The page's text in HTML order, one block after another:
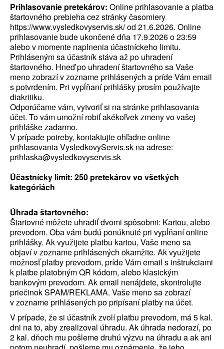
Prihlasovanie pretekárov: Online prihlasovanie a platba
štartovného prebieha cez stránky časomiery
https://www.vysledkovyservis.sk/od 21.6.2026. Online
prihlasovanie bude ukončené dňa 17.9.2026 o 23:59
alebo v momente naplnenia účastníckeho limitu.
Prihláseným sa účastník stáva až po uhradení
štartovného. Hneď po uhradení štartovného sa Vaše
meno zobrazí v zozname prihlásených a príde Vám email
s potvrdením. Pri vypĺňaní prihlášky prosím používajte
diakritiku.
Odporúčame vám, vytvoriť si na stránke prihlasovania
účet. To vám umožní robiť akékoľvek zmeny vo vašej
prihláške zadarmo.
V prípade potreby, kontaktujte ohľadne online
prihlasovania VysledkovyServis.sk na adrese:
prihlaska@vysledkovyservis.sk
Účastnícky limit: 250 pretekárov vo všetkých
kategóriách
Úhrada štartovného:
Štartovné môžete uhradiť dvomi spôsobmi: Kartou, alebo
prevodom. Oba vám budú ponúknuté pri vypĺňaní online
prihlášky. Ak využijete platbu kartou, Vaše meno sa
objaví v zozname prihlásených okamžite. Ak využijete
možnosť platby prevodom, príde Vám email s inštrukciami
k platbe platobným QR kódom, alebo klasickým
bankovým prevodom. Ak email nenájdete, skontrolujte
priečinok SPAM/REKLAMA. Vaše meno sa zobrazí
v zozname prihlásených po pripísaní platby na účet.
V prípade, že si účastník zvolí platbu prevodom, má 5 kal.
dni na to, aby zrealizoval úhradu. Ak úhrada nedorazí, po
2 kal. dňoch mu pošleme druhú výzvu na úhradu a ak ani